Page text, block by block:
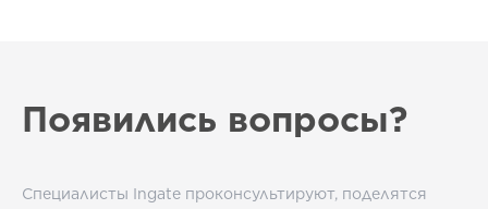
Появились вопросы?
Специалисты Ingate проконсультируют, поделятся